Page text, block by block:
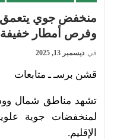
منخفض جوي يتعمق
وفرص أمطار خفيفة
في ديسمبر 13, 2025
قشن برسـ ـ متابعات
تشهد مناطق شمال
لمنخفضات جوية
الإقليم.